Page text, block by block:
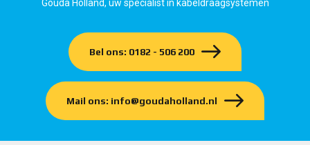
Gouda Holland, uw specialist in kabeldraagsystemen
Bel ons: 0182 - 506 200
Mail ons: info@goudaholland.nl